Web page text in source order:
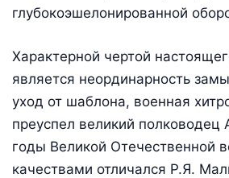
глубокоэшелонированной
Характерной чертой
является неординарность
уход от шаблона, военная
преуспел великий полководец
годы Великой Отечественной
качествами отличался Р.Я.